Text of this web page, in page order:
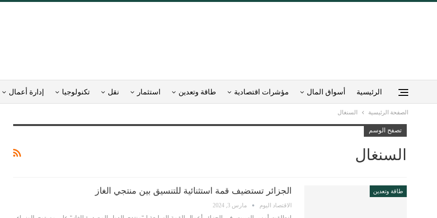
الرئيسية أسواق المال مؤشرات اقتصادية طاقة وتعدين استثمار نقل تكنولوجيا إدارة أعمال
الصفحة الرئيسية السنغال
تصفح الوسم
السنغال
طاقة وتعدين الجزائر تستضيف قمة استثنائية للتنسيق بين منتجي الغاز
الاقتصاد اليوم مارس 3, 2024